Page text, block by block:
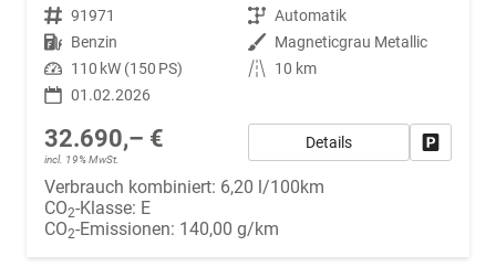
Fahrzeugnr. 91971 Getriebe Automatik
Kraftstoff Benzin Außenfarbe Magneticgrau Metallic
Leistung 110 kW (150 PS) Kilometerstand
10 km
01.02.2026
32.690,– €
incl. 19% MwSt.
Details
Verbrauch kombiniert: 6,20 l/100km
CO2-Klasse: E
CO2-Emissionen: 140,00 g/km